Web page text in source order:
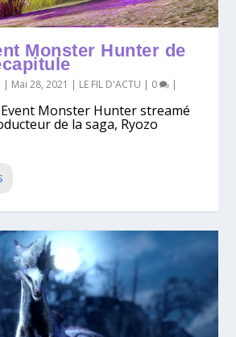
Monster Hunter de
| Mai 28, 2021 | LE FIL D'ACTU | 0 |
Monster Hunter streamé
de la saga, Ryozo